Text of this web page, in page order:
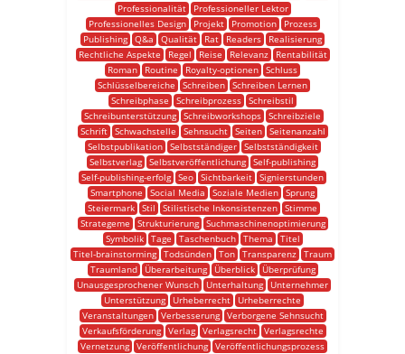
Professionalität
Professioneller Lektor
Professionelles Design
Projekt Promotion
Prozess
Publishing Q&a Qualität Rat Readers
Realisierung
Rechtliche Aspekte
Regel Reise Relevanz
Rentabilität
Roman
Routine Royalty-optionen Schluss
Schlüsselbereiche
Schreiben Schreiben Lernen
Schreibphase
Schreibprozess Schreibstil
Schreibunterstützung Schreibworkshops Schreibziele
Schrift
Schwachstelle Sehnsucht Seiten
Seitenanzahl
Selbstpublikation
Selbstständiger
Selbstständigkeit
Selbstverlag Selbstveröffentlichung Self-publishing
Self-publishing-erfolg Seo Sichtbarkeit Signierstunden
Smartphone
Social Media Soziale Medien Sprung
Steiermark Stil Stilistische Inkonsistenzen Stimme
Strategeme
Strukturierung
Suchmaschinenoptimierung
Symbolik
Tage Taschenbuch Thema
Titel
Titel-brainstorming Todsünden Ton Transparenz Traum
Traumland
Überarbeitung Überblick
Überprüfung
Unausgesprochener Wunsch
Unterhaltung
Unternehmer
Unterstützung
Urheberrecht
Urheberrechte
Veranstaltungen
Verbesserung
Verborgene Sehnsucht
Verkaufsförderung
Verlag Verlagsrecht
Verlagsrechte
Vernetzung Veröffentlichung Veröffentlichungsprozess